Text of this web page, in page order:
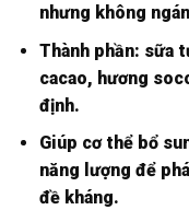
nhưng không
Thành phần: sữa
cacao, hương
định.
Giúp cơ thể bổ
năng lượng để
đề kháng.